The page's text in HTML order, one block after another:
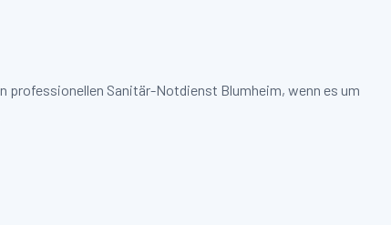
professionellen Sanitär-Notdienst Blumheim, wenn es um